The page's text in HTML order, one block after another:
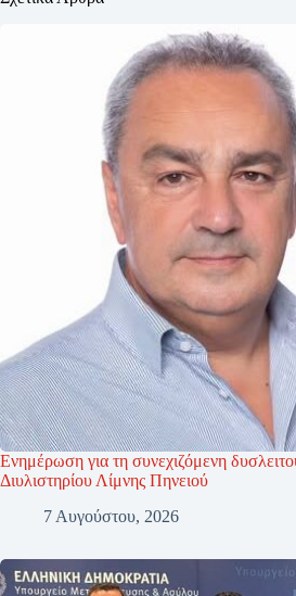
Ενημέρωση για τη συνεχιζόμενη
Διυλιστηρίου Λίμνης Πηνειού
7 Αυγούστου, 2026